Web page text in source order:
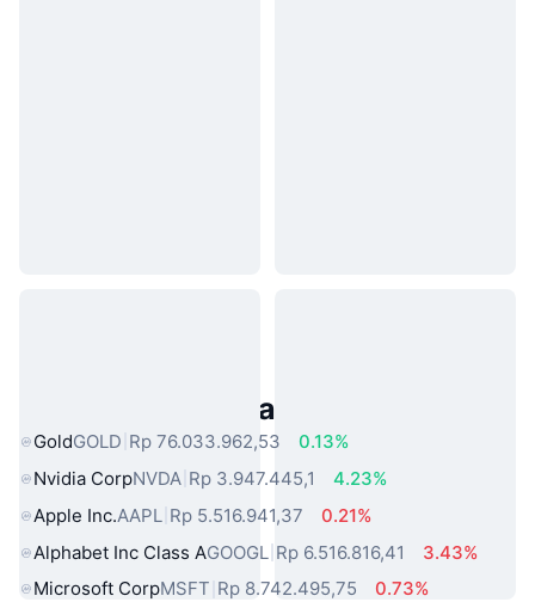
Aset Dunia Nyata Populer
GoldGOLD Rp 76.033.962,53
0.13%
Nvidia CorpNVDA Rp 3.947.445,1
4.23%
Apple Inc.AAPL Rp 5.516.941,37
0.21%
Alphabet Inc Class AGOOGL Rp 6.516.816,41
3.43%
Microsoft CorpMSFT Rp 8.742.495,75
0.73%